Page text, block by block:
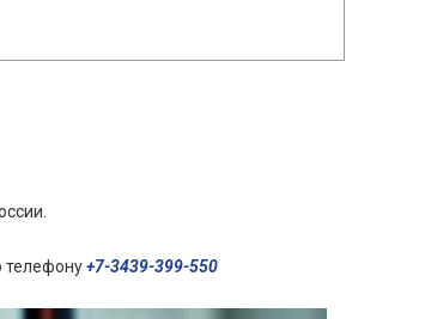
телефону+7-3439-399-550